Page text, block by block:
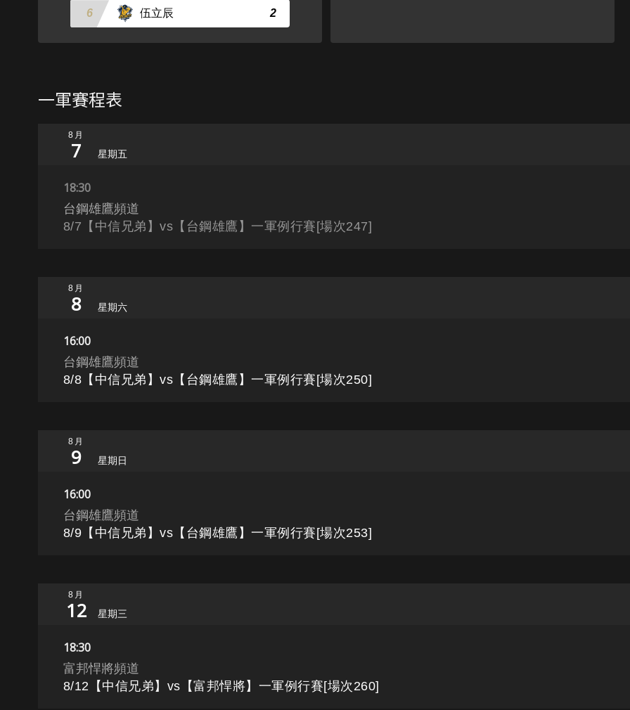
6 伍立辰 2
一軍賽程表
8月
7 星期五
18:30
台鋼雄鷹頻道
8/7【中信兄弟】vs【台鋼雄鷹】一軍例行賽[場次247]
8月
8 星期六
16:00
台鋼雄鷹頻道
8/8【中信兄弟】vs【台鋼雄鷹】一軍例行賽[場次250]
8月
9 星期日
16:00
台鋼雄鷹頻道
8/9【中信兄弟】vs【台鋼雄鷹】一軍例行賽[場次253]
8月
12 星期三
18:30
富邦悍將頻道
8/12【中信兄弟】vs【富邦悍將】一軍例行賽[場次260]